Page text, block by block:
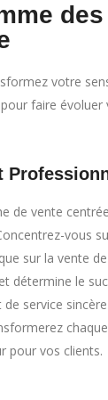
votre
faire
de vente
vous
sur la vente
détermine le
de service
pour vos clients.